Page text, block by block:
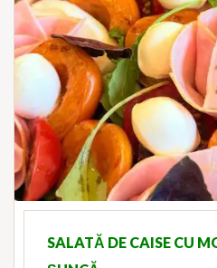
SALATĂ DE CAISE CU